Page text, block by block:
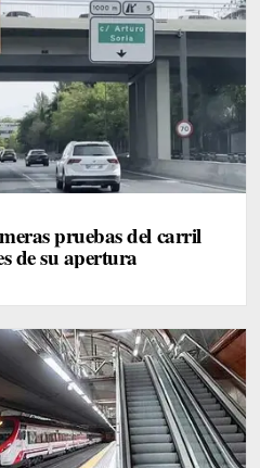
pruebas del carril
de su apertura